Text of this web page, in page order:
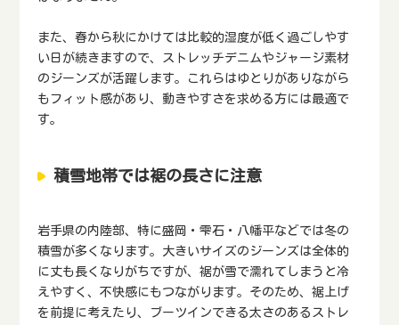
また、春から秋にかけては比較的湿度が低く過ごしやす
い日が続きますので、ストレッチデニムやジャージ素材
のジーンズが活躍します。これらはゆとりがありながら
もフィット感があり、動きやすさを求める方には最適で
す。
積雪地帯では裾の長さに注意
岩手県の内陸部、特に盛岡・雫石・八幡平などでは冬の
積雪が多くなります。大きいサイズのジーンズは全体的
に丈も長くなりがちですが、裾が雪で濡れてしまうと冷
えやすく、不快感にもつながります。そのため、裾上げ
を前提に考えたり、ブーツインできる太さのあるストレ